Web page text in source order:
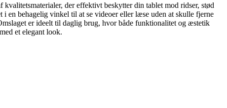
der effektivt beskytter din tablet mod ridser, stød
en behagelig vinkel til at se videoer eller læse uden at skulle fjerne
er ideelt til daglig brug, hvor både funktionalitet og æstetik
et elegant look.